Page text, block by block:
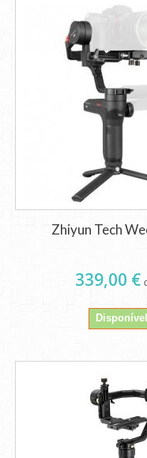
Zhiyun Tech
339,00 €
Disponível